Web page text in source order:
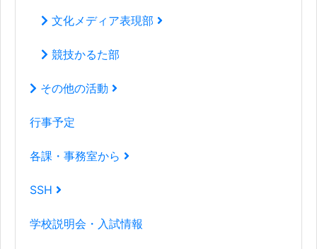
文化メディア表現部
競技かるた部
その他の活動
行事予定
各課・事務室から
SSH
学校説明会・入試情報